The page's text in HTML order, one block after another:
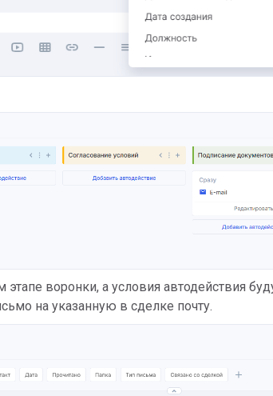
воронки, а условия автодействия
на указанную в сделке почту.